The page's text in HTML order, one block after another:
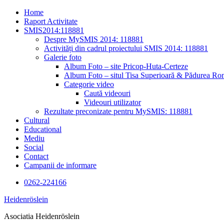
Skip
content
Home
Raport Activitate
SMIS2014:118881
Despre MySMIS 2014: 118881
Activități din cadrul proiectului SMIS 2014: 118881
Galerie foto
Album Foto – site Pricop-Huta-Certeze
Album Foto – situl Tisa Superioară & Pădurea
Categorie video
Caută videouri
Videouri utilizator
Rezultate preconizate pentru MySMIS: 118881
Cultural
Educational
Mediu
Social
Contact
Campanii de informare
0262-224166
Heidenröslein
Asociatia Heidenröslein